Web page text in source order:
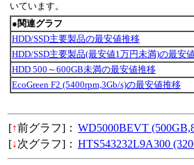
いています。
●関連グラフ
HDD/SSD主要製品の最安値推移
HDD/SSD主要製品(最安値1万円未満)の最安
HDD 500～600GB未満の最安値推移
EcoGreen F2 (5400rpm,3Gb/s)の最安値推移
[↑前グラフ]： WD5000BEVT
[↓次グラフ]： HTS543232L9A300